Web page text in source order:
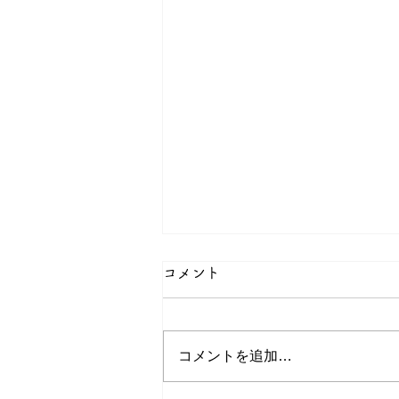
マンゴー獲れた！
コメント
コメントを追加…